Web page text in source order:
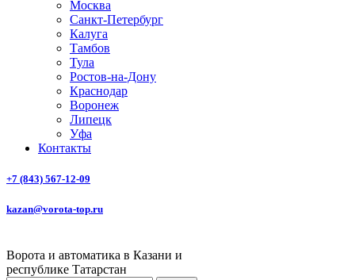
Москва
Санкт-Петербург
Калуга
Тамбов
Тула
Ростов-на-Дону
Краснодар
Воронеж
Липецк
Уфа
Контакты
+7 (843) 567-12-09
kazan@vorota-top.ru
Ворота и автоматика в Казани и
республике Татарстан